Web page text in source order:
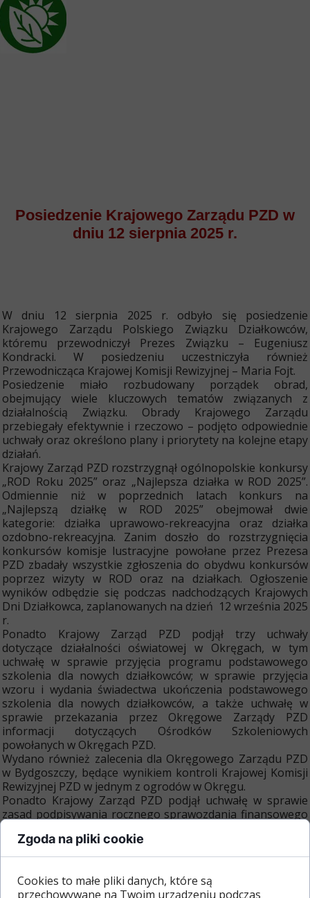
i
e
r
p
a
2
0
5
W dniu 12 sierpnia 2025 r. odbyło się posiedzenie
Krajowego Zarządu Polskiego Związku Działkowców,
któremu przewodniczył Prezes Związku – Eugeniusz
Kondracki. W posiedzeniu uczestniczyła również
Przewodnicząca Krajowej Komisji Rewizyjnej – Maria Fojt.
Posiedzenie miało rozbudowany porządek obrad,
obejmujący wiele kluczowych tematów związanych z
działalnością Związku. Obrady Krajowego Zarządu
przebiegały efektywnie i rzeczowo – podjęto odpowiednie
uchwały oraz określono plany i priorytety na kolejne etapy
działań.
Krajowy Zarząd PZD rozstrzygnął ogólnopolskie konkursy
„ROD Roku 2025” oraz „Najlepsza działka w ROD 2025”.
Odmiennie niż w poprzednich latach konkurs na
„Najlepszą działkę w ROD 2025” obejmował dwie
kategorie: działka uprawowo-rekreacyjna oraz działka
ozdobno-rekreacyjna. Zanim doszło do rozstrzygnięcia
konkursów komisje lustracyjne powołane przez Prezesa
PZD zbadały wszystkie zgłoszenia do obydwu konkursów
poprzez wizyty w ROD oraz na działkach. Ogłoszenie
wyników odbędzie się podczas nadchodzących Krajowych
Dni Działkowca, zaplanowanych na dzień 12 września 2025
r.
Ponadto Krajowy Zarząd PZD podjął trzy uchwały
dotyczące działalności oświatowej w Okręgach, w tym
uchwałę w sprawie przyjęcia programu podstawowego
szkolenia dla nowych działkowców; w sprawie przyjęcia
wzoru i wydania świadectwa ukończenia podstawowego
szkolenia dla nowych działkowców, a także uchwałę w
sprawie przekazania przez Okręgowe Zarządy PZD
informacji dotyczących Ośrodków Szkoleniowych
powołanych w Okręgach PZD.
Wydano również zalecenia dla Okręgowego Zarządu PZD
w Bydgoszczy, będące wynikiem kontroli Krajowej Komisji
Rewizyjnej PZD w jednym z ogrodów w Okręgu.
Ponadto Krajowy Zarząd PZD podjął uchwałę w sprawie
zasad podpisywania rocznego sprawozdania finansowego
inwestycyjno-remontowej w OZ i ROD”. Celem badania jest
sprawdzenie prawidłowości prowadzenia zadań
oraz sprawowanie należytego nadzoru przez OZ PZD z
Posiedzenie Krajowego Zarządu PZD w
dniu 12 sierpnia 2025 r.
Zgoda na pliki cookie
Cookies to małe pliki danych, które są
przechowywane na Twoim urządzeniu podczas